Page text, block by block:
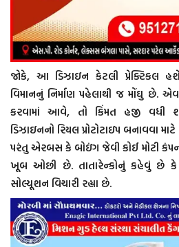
જોકે, આ ડિઝાઇન કેટલી પ્રેક્ટિકલ
વિમાનનું નિર્માણ પહેલાથી જ મોંઘુ છે.
કરવામાં આવે, તો કિંમત હજી વધી
ડિઝાઇનનો રિયલ પ્રોટોટાઇપ બનાવવા
પરંતુ એરબસ કે બોઇંગ જેવી કોઈ મોટી
ખૂબ ઓછી છે. તાતારેન્કોનું કહેવું છે
સોલ્યૂશન વિચારી રહ્યા છે.